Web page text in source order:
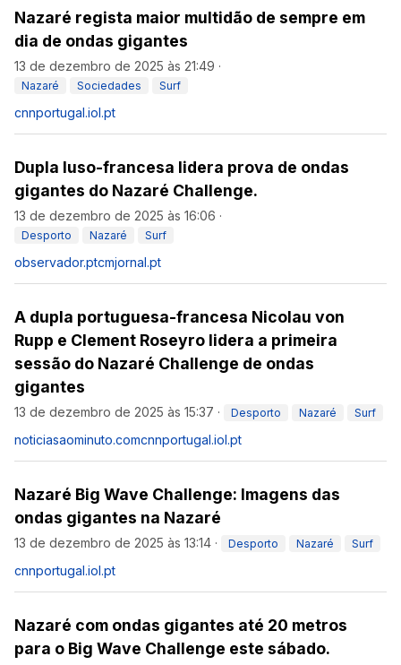
Nazaré regista maior multidão de sempre em
dia de ondas gigantes
13 de dezembro de 2025 às 21:49 ·
Nazaré Sociedades Surf
cnnportugal.iol.pt
Dupla luso-francesa lidera prova de ondas
gigantes do Nazaré Challenge.
13 de dezembro de 2025 às 16:06 ·
Desporto Nazaré Surf
observador.ptcmjornal.pt
A dupla portuguesa-francesa Nicolau von
Rupp e Clement Roseyro lidera a primeira
sessão do Nazaré Challenge de ondas
gigantes
13 de dezembro de 2025 às 15:37 · Desporto Nazaré Surf
noticiasaominuto.comcnnportugal.iol.pt
Nazaré Big Wave Challenge: Imagens das
ondas gigantes na Nazaré
13 de dezembro de 2025 às 13:14 · Desporto Nazaré Surf
cnnportugal.iol.pt
Nazaré com ondas gigantes até 20 metros
para o Big Wave Challenge este sábado.